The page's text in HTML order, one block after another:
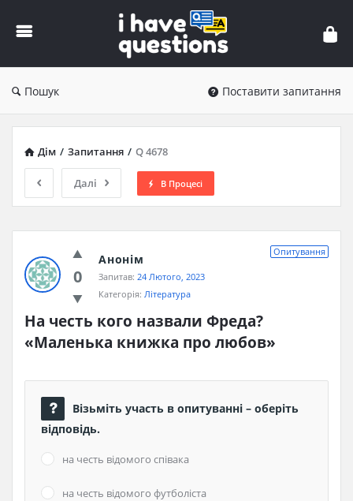
iHaveQuestions
Пошук Поставити запитання
Дім / Запитання / Q 4678
Далі В Процесі
0
Опитування
Анонім
Запитав: 24 Лютого, 2023
Категорія: Література
На честь кого назвали Фреда?
«Маленька книжка про любов»
Візьміть участь в опитуванні – оберіть
відповідь.
на честь відомого співака
на честь відомого футболіста